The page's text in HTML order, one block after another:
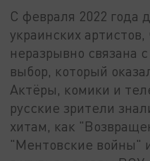
С февраля 2022 года
украинских
неразрывно связана
выбор, который
Актёры, комики и
русские зрители
хитам, как
"Ментовские войны"